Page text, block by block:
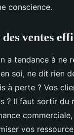
conscience.
ventes
a tendance à ne
soi, ne dit rien
à perte ? Vos
? Il faut sortir du
commerciale,
vos